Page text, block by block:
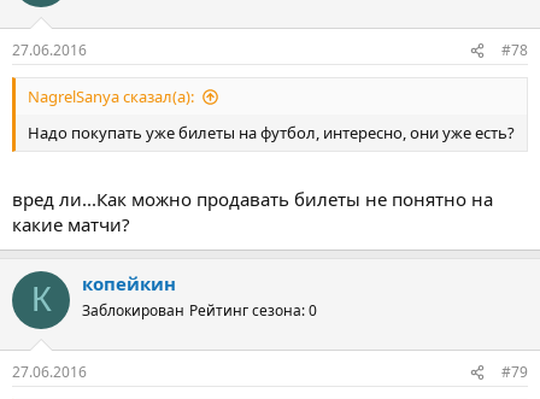
27.06.2016 #78
NagrelSanya сказал(а):
Надо покупать уже билеты на футбол, интересно, они уже есть?
вред ли...Как можно продавать билеты не понятно на
какие матчи?
К копейкин
Заблокирован Рейтинг сезона: 0
27.06.2016 #79